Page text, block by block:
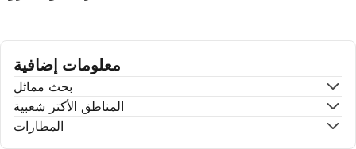
معلومات إضافية
بحث مماثل
المناطق الأكتر شعبية
المطارات